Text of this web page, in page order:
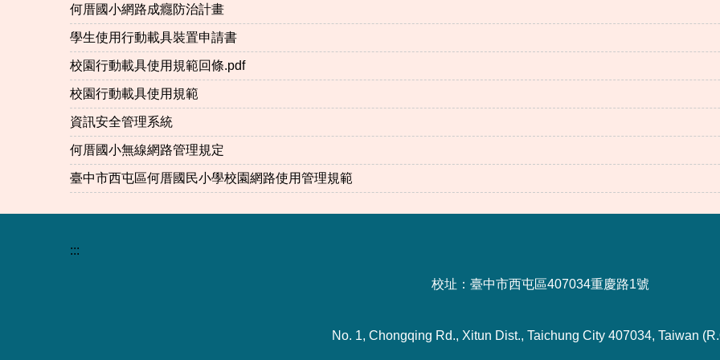
何厝國小網路成癮防治計畫
學生使用行動載具裝置申請書
校園行動載具使用規範回條.pdf
校園行動載具使用規範
資訊安全管理系統
何厝國小無線網路管理規定
臺中市西屯區何厝國民小學校園網路使用管理規範
:::
校址：臺中市西屯區407034重慶路1號
No. 1, Chongqing Rd., Xitun Dist., Taichung City 407034, Taiwan